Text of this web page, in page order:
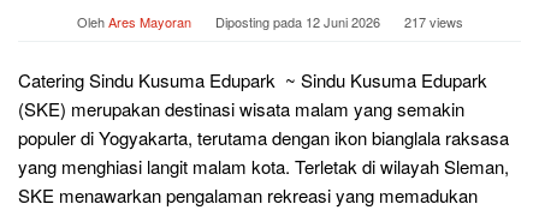
OlehAres Mayoran Diposting pada 12 Juni 2026 217 views
Catering Sindu Kusuma Edupark ~ Sindu Kusuma Edupark
(SKE) merupakan destinasi wisata malam yang semakin
populer di Yogyakarta, terutama dengan ikon bianglala raksasa
yang menghiasi langit malam kota. Terletak di wilayah Sleman,
SKE menawarkan pengalaman rekreasi yang memadukan